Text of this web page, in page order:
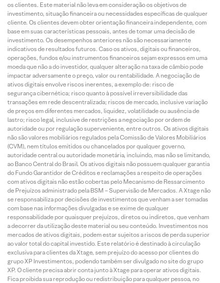
os clientes. Este material não leva em consideração os objetivos de
investimento, situação financeira ou necessidades específicas de qualquer
cliente. Os clientes devem obter orientação financeira independente, com
base em suas características pessoais, antes de tomar uma decisão de
investimento. Os desempenhos anteriores não são necessariamente
indicativos de resultados futuros. Caso os ativos, digitais ou financeiros,
operações, fundos e/ou instrumentos financeiros sejam expressos em uma
moeda que não a do investidor, qualquer alteração na taxa de câmbio pode
impactar adversamente o preço, valor ou rentabilidade. A negociação de
ativos digitais envolve riscos inerentes, a exemplo de: risco de
segurança cibernética; risco quanto à possível irreversibilidade das
transações em rede descentralizada; riscos de mercado, inclusive variação
de preços em diferentes mercados, liquidez, volatilidade ou ausência de
lastro; risco legal, inclusive de restrições a negociação por ordem de
autoridade ou por regulação superveniente, entre outros. Os ativos digitais
não são valores mobiliários regulados pela Comissão de Valores Mobiliários
(CVM), nem títulos emitidos ou chancelados por qualquer governo,
autoridade central ou autoridade monetária, incluindo, mas não se limitando,
ao Banco Central do Brasil. Os ativos digitais não possuem qualquer garantia
do Fundo Garantidor de Créditos e reclamações a respeito de operações
com ativos digitais não estão cobertas pelo Mecanismo de Ressarcimento
de Prejuízos administrado pela BSM – Supervisão de Mercados. A Xtage não
se responsabiliza por decisões de investimentos que venham a ser tomadas
com base nas informações divulgadas e se exime de qualquer
responsabilidade por quaisquer prejuízos, diretos ou indiretos, que venham
a decorrer da utilização deste material ou seu conteúdo. Investimentos nos
mercados de ativos digitais, podem estar sujeitos a riscos de perda superior
ao valor total do capital investido. Este relatório é destinado à circulação
exclusiva para clientes da Xtage, sem prejuízo do acesso por clientes do
grupo XP Investimentos, podendo também ser divulgado no site do grupo
XP. O cliente precisa abrir conta junto à Xtage para operar ativos digitais.
Fica proibida sua reprodução ou redistribuição para qualquer pessoa, no